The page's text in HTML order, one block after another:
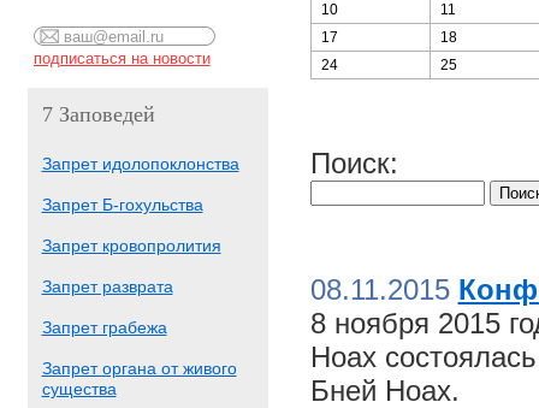
7 Заповедей
Запрет идолопоклонства
Запрет Б-гохульства
Запрет кровопролития
Запрет разврата
Запрет грабежа
Запрет органа от живого
существа
10
11
17
18
24
25
Поиск:
08.11.2015
8 ноября 2015
Ноах
Бней Ноах.